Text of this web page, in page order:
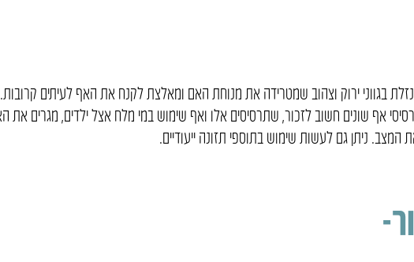
בגווני ירוק וצהוב שמטרידה את מנוחת האם ומאלצת לקנח את האף לעיתים קרובות.
אף שונים חשוב לזכור, שתרסיסים אלו ואף שימוש במי מלח אצל ילדים, מגרים את
ניתן גם לעשות שימוש בתוספי תזונה ייעודיים.